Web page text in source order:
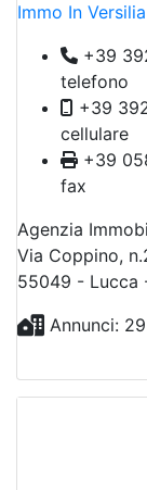
Immo In Versilia
+39
telefono
+39
cellulare
+39
fax
Agenzia
Via Coppino,
55049 - Lucca
Annunci: